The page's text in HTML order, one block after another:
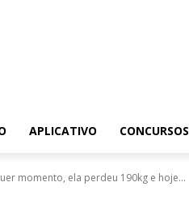
APLICATIVO CONCURSOS
momento, ela perdeu 190kg e hoje...